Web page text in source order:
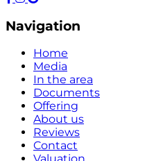
Navigation
Home
Media
In the area
Documents
Offering
About us
Reviews
Contact